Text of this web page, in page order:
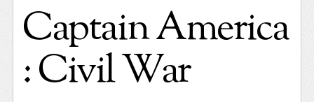
Captain America
: Civil War